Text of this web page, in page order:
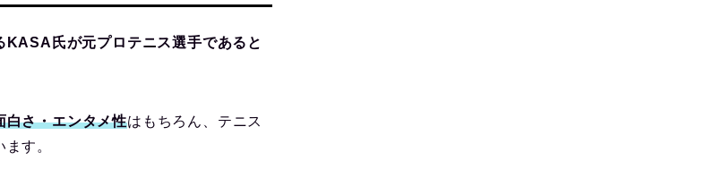
KASA氏が元プロテニス選手であると
白さ・エンタメ性はもちろん、テニス
す。